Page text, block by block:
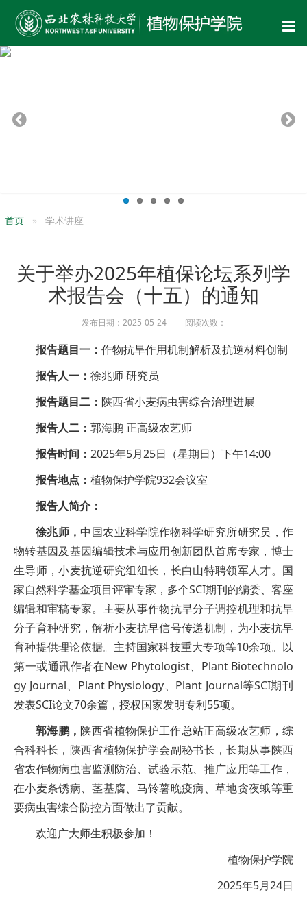
首页 学术讲座
关于举办2025年植保论坛系列学
术报告会（十五）的通知
发布日期：2025-05-24 阅读次数：
报告题目一： 作物抗旱作用机制解析及抗逆材料创制
报告人一： 徐兆师 研究员
报告题目二： 陕西省小麦病虫害综合治理进展
报告人二： 郭海鹏 正高级农艺师
报告时间： 2025年5月25日（星期日）下午14:00
报告地点： 植物保护学院932会议室
报告人简介：
徐兆师， 中国农业科学院作物科学研究所研究员，作
物转基因及基因编辑技术与应用创新团队首席专家，博士
生导师，小麦抗逆研究组组长，长白山特聘领军人才。国
家自然科学基金项目评审专家，多个SCI期刊的编委、客座
编辑和审稿专家。主要从事作物抗旱分子调控机理和抗旱
分子育种研究，解析小麦抗早信号传递机制，为小麦抗早
育种提供理论依据。主持国家科技重大专项等10余项。以
第一或通讯作者在New Phytologist、Plant Biotechnolo
gy Journal、Plant Physiology、Plant Journal等SCI期刊
发表SCI论文70余篇，授权国家发明专利55项。
郭海鹏， 陕西省植物保护工作总站正高级农艺师，综
合科科长，陕西省植物保护学会副秘书长，长期从事陕西
省农作物病虫害监测防治、试验示范、推广应用等工作，
在小麦条锈病、茎基腐、马铃薯晚疫病、草地贪夜蛾等重
要病虫害综合防控方面做出了贡献。
欢迎广大师生积极参加！
植物保护学院
2025年5月24日